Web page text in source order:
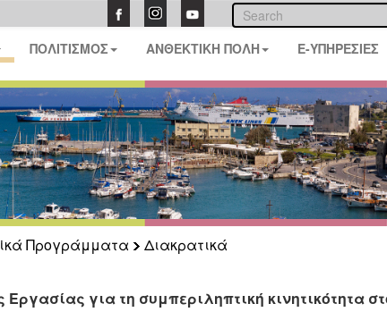
ΠΟΛΙΤΙΣΜΟΣ ΑΝΘΕΚΤΙΚΗ ΠΟΛΗ E-ΥΠΗΡΕΣΙΕΣ
Προγράμματα
Διακρατικά
για τη συμπεριληπτική κινητικότητα